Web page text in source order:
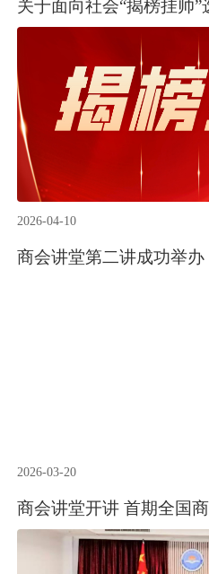
2026-04-10
2026-03-20